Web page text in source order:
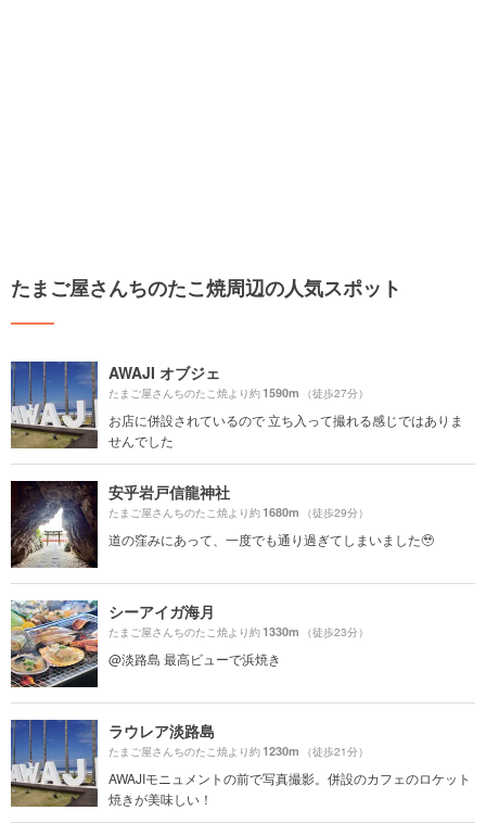
たまご屋さんちのたこ焼周辺の人気スポット
AWAJI オブジェ
たまご屋さんちのたこ焼より約1590m （徒歩27分）
お店に併設されているので 立ち入って撮れる感じではありま
せんでした
安乎岩戸信龍神社
たまご屋さんちのたこ焼より約1680m （徒歩29分）
道の窪みにあって、一度でも通り過ぎてしまいました🥹
シーアイガ海月
たまご屋さんちのたこ焼より約1330m （徒歩23分）
@淡路島 最高ビューで浜焼き
ラウレア淡路島
たまご屋さんちのたこ焼より約1230m （徒歩21分）
AWAJIモニュメントの前で写真撮影。併設のカフェのロケット
焼きが美味しい！